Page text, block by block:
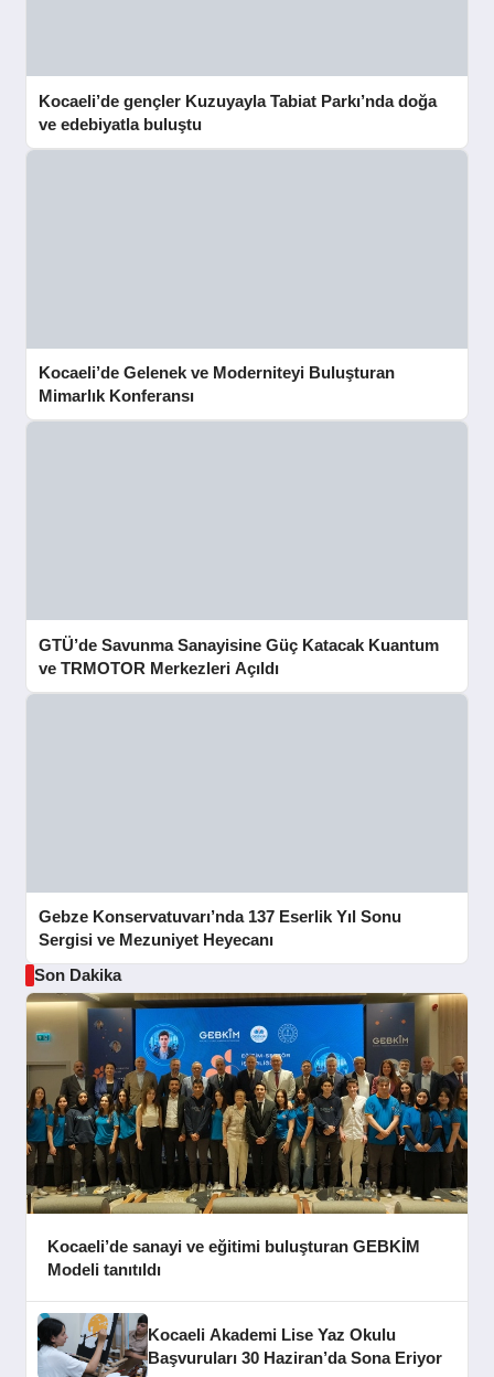
Kocaeli’de gençler Kuzuyayla Tabiat Parkı’nda doğa
ve edebiyatla buluştu
Kocaeli’de Gelenek ve Moderniteyi Buluşturan
Mimarlık Konferansı
GTÜ’de Savunma Sanayisine Güç Katacak Kuantum
ve TRMOTOR Merkezleri Açıldı
Gebze Konservatuvarı’nda 137 Eserlik Yıl Sonu
Sergisi ve Mezuniyet Heyecanı
Son Dakika
Kocaeli’de sanayi ve eğitimi buluşturan GEBKİM
Modeli tanıtıldı
Kocaeli Akademi Lise Yaz Okulu
Başvuruları 30 Haziran’da Sona Eriyor